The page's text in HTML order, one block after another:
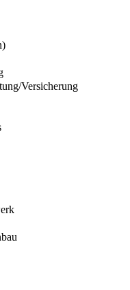
Versicherung